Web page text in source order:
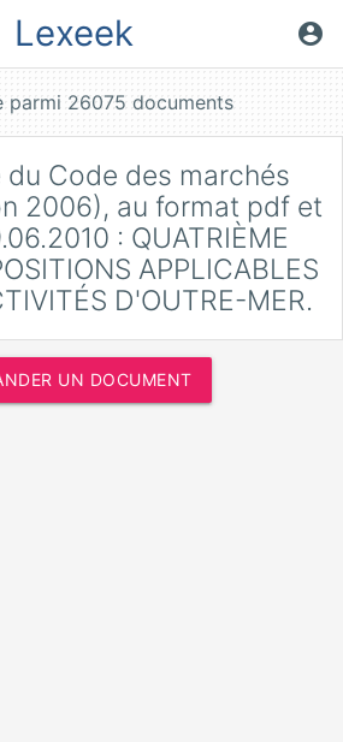
Lexeek account_circle
du Code des marchés
2006), au format pdf et
: QUATRIÈME
APPLICABLES
D'OUTRE-MER.
UN DOCUMENT